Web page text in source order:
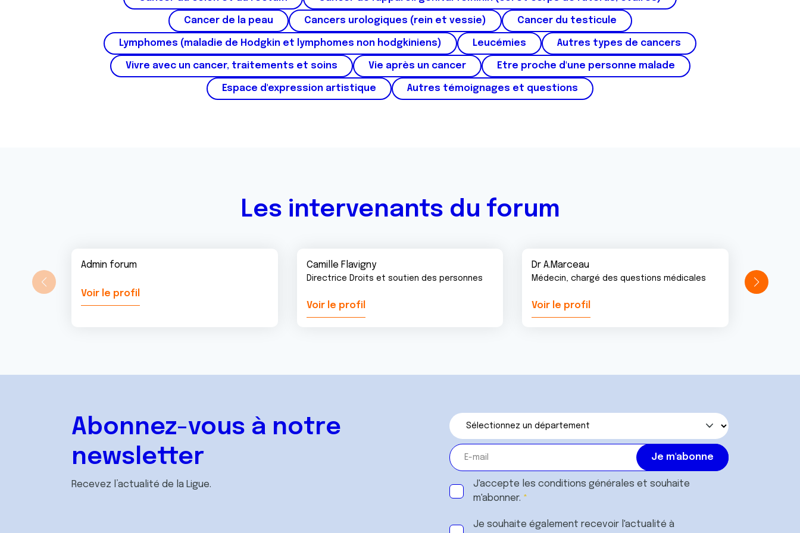
e
m
e
n
Cancer de la peau Cancers urologiques (rein et vessie) Cancer du testicule
Lymphomes (maladie de Hodgkin et lymphomes non hodgkiniens) Leucémies Autres types de cancers
Vivre avec un cancer, traitements et soins Vie après un cancer Etre proche d'une personne malade
Espace d'expression artistique Autres témoignages et questions
Les intervenants du forum
Admin forum
Voir le profil
Camille Flavigny
Directrice Droits et soutien des personnes
Voir le profil
Dr A.Marceau
Médecin, chargé des questions médicales
Voir le profil
Abonnez-vous à notre
newsletter
Recevez l’actualité de la Ligue. J'accepte les conditions générales et souhaite
m'abonner.
Je souhaite également recevoir l'actualité à